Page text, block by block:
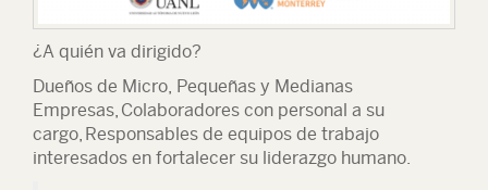
¿A quién va dirigido?
Dueños de Micro, Pequeñas y Medianas
Empresas, Colaboradores con personal a su
cargo, Responsables de equipos de trabajo
interesados en fortalecer su liderazgo humano.